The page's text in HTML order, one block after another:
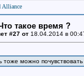
Alliance
такое время ?
#27 от18.04.2014 в
тоже можно